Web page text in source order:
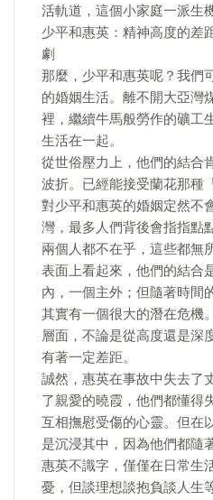
活軌道，這個小家庭一派生
少平和惠英：精神高度的差
劇
那麼，少平和惠英呢？我們
的婚姻生活。離不開大亞灣
裡，繼續牛馬般勞作的礦工
生活在一起。
從世俗壓力上，他們的結合
波折。已經能接受蘭花那種
對少平和惠英的婚姻定然不
灣，最多人們背後會指指點
兩個人都不在乎，這些都無
表面上看起來，他們的結合
內，一個主外；但隨著時間
其實有一個很大的潛在危機
層面，不論是從高度還是深
有著一定差距。
誠然，惠英在事故中失去了
了親愛的曉霞，他們都懂得
互相撫慰受傷的心靈。但在
是沉浸其中，因為他們都隨
惠英不識字，僅僅在日常生
憂，但談理想談抱負談人生